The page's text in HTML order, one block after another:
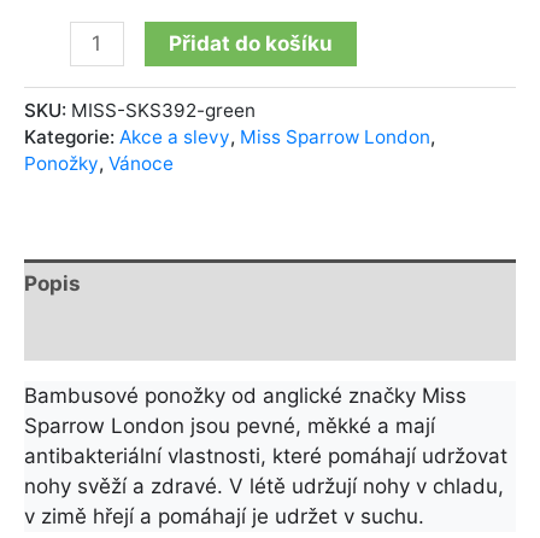
Přidat do košíku
SKU: MISS-SKS392-green
Kategorie: Akce a slevy, Miss Sparrow London,
Ponožky, Vánoce
Popis
Bambusové ponožky od anglické značky Miss
Sparrow London jsou pevné, měkké a mají
antibakteriální vlastnosti, které pomáhají udržovat
nohy svěží a zdravé. V létě udržují nohy v chladu,
v zimě hřejí a pomáhají je udržet v suchu.